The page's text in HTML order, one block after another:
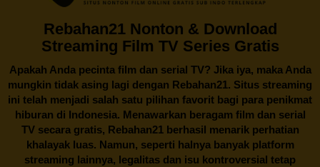
Rebahan21 Nonton & Download
Streaming Film TV Series Gratis
Apakah Anda pecinta film dan serial TV? Jika iya, maka Anda
mungkin tidak asing lagi dengan Rebahan21. Situs streaming
ini telah menjadi salah satu pilihan favorit bagi para penikmat
hiburan di Indonesia. Menawarkan beragam film dan serial
TV secara gratis, Rebahan21berhasil menarik perhatian
khalayak luas. Namun, seperti halnya banyak platform
streaming lainnya, legalitas dan isu kontroversial tetap